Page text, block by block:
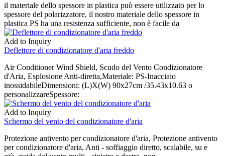
il materiale dello spessore in plastica può essere utilizzato per lo
spessore del polarizzatore, il nostro materiale dello spessore in
plastica PS ha una resistenza sufficiente, non è facile da
Add to Inquiry
Deflettore di condizionatore d'aria freddo
Air Conditioner Wind Shield, Scudo del Vento Condizionatore
d'Aria, Esplosione Anti-diretta,Materiale: PS-Inacciaio
inossidabileDimensioni: (L)X(W) 90x27cm /35.43x10.63 o
personalizzareSpessore:
Add to Inquiry
Schermo del vento del condizionatore d'aria
Protezione antivento per condizionatore d'aria, Protezione antivento
per condizionatore d'aria, Anti - soffiaggio diretto, scalabile, su e